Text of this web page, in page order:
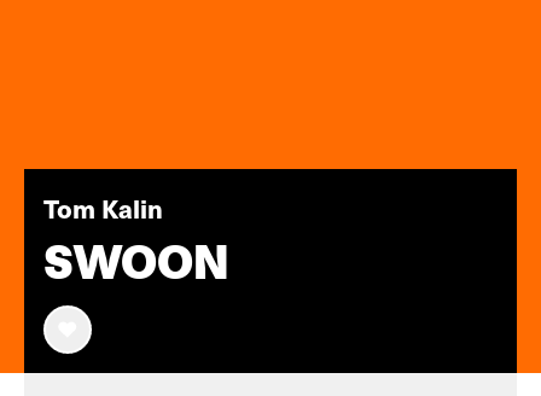
Tom Kalin
SWOON